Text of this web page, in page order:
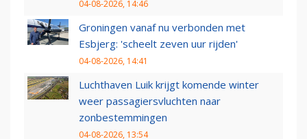
04-08-2026, 14:46
Groningen vanaf nu verbonden met
Esbjerg: 'scheelt zeven uur rijden'
04-08-2026, 14:41
Luchthaven Luik krijgt komende winter
weer passagiersvluchten naar
zonbestemmingen
04-08-2026, 13:54